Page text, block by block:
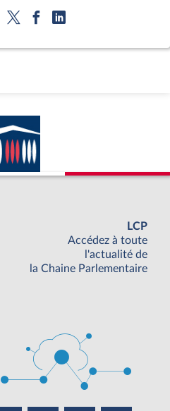
LCP
Accédez à toute
l'actualité de
la Chaine Parlementaire